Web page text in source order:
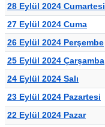
28 Eylül 2024 Cumartesi
27 Eylül 2024 Cuma
26 Eylül 2024 Perşembe
25 Eylül 2024 Çarşamba
24 Eylül 2024 Salı
23 Eylül 2024 Pazartesi
22 Eylül 2024 Pazar